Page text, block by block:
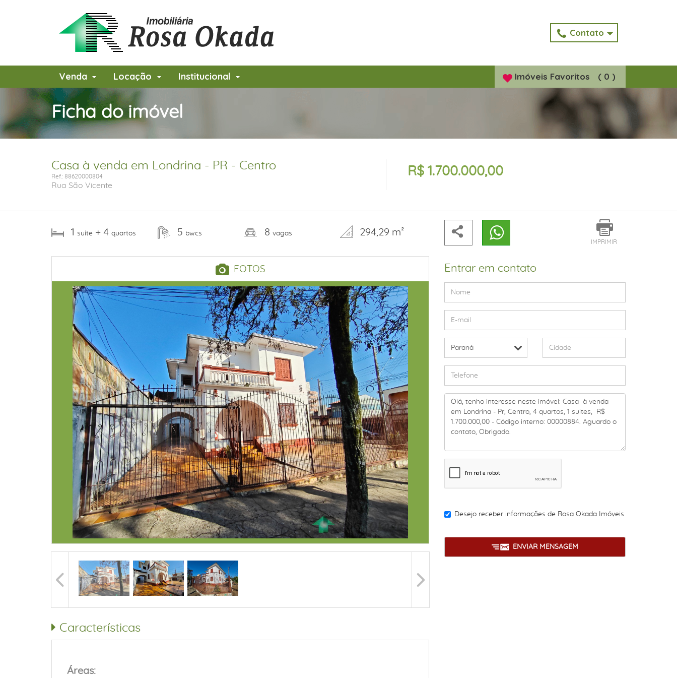
Contato
Venda Locação Institucional Imóveis Favoritos ( 0 )
Ficha do imóvel
Casa à venda em Londrina - PR - Centro
Ref.: 88620000804
Rua São Vicente
R$ 1.700.000,00
1 suíte + 4 quartos 5 bwcs 8 vagas 294,29 m²
FOTOS
IMPRIMIR
Entrar em contato
Desejo receber informações de Rosa Okada Imóveis
ENVIAR MENSAGEM
Características
Áreas: